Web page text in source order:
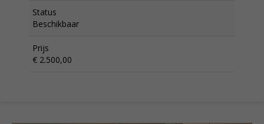
Status
Beschikbaar
Prijs
€ 2.500,00